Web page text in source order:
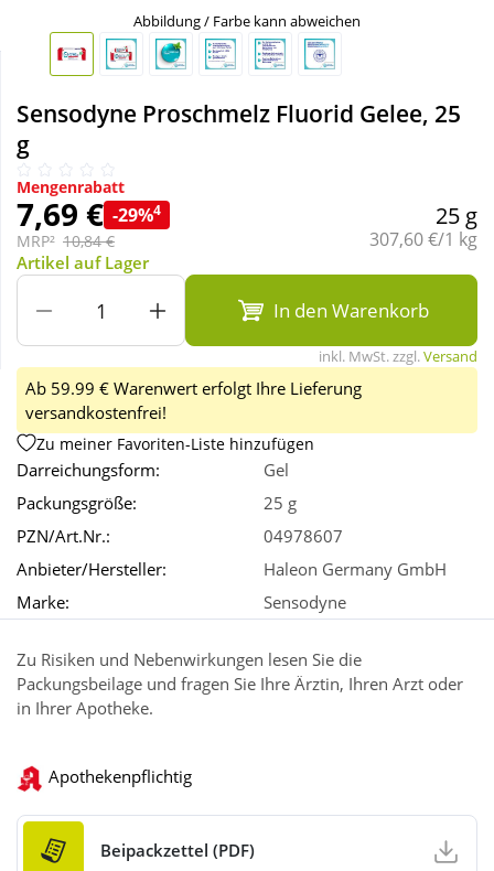
Täglich gut versorgt
Nahrungsergänzung
Sanitätshaus
Sport & Fitness
Wellness
Abbildung / Farbe kann abweichen
Sensodyne Proschmelz Fluorid Gelee, 25
g
Mengenrabatt
7,69 € -29%4
MRP² 10,84 €
25 g
Grundpreis:
307,60 €/1 kg
Artikel auf Lager
In den Warenkorb
inkl. MwSt. zzgl.Versand
Ab 59.99 € Warenwert erfolgt Ihre Lieferung
versandkostenfrei!
Zu meiner Favoriten-Liste hinzufügen
Darreichungsform:
Gel
Packungsgröße:
25 g
PZN/Art.Nr.:
04978607
Anbieter/Hersteller:
Haleon Germany GmbH
Marke:
Sensodyne
Zu Risiken und Nebenwirkungen lesen Sie die
Packungsbeilage und fragen Sie Ihre Ärztin, Ihren Arzt oder
in Ihrer Apotheke.
Apothekenpflichtig
Beipackzettel (PDF)